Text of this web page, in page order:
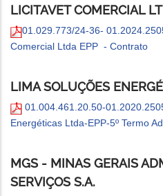
LICITAVET COMERCIAL
01.029.773/24-36-
Comercial Ltda EPP - Contrato
LIMA SOLUÇÕES
01.004.461.20.50-
Energéticas Ltda-EPP-5º Termo
MGS - MINAS GERAIS
SERVIÇOS S.A.